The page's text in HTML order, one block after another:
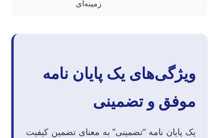
زمینه‌ای
ویژگی‌های یک پایان نامه
موفق و تضمینی
یک پایان نامه “تضمینی” به معنای تضمین کیفیت